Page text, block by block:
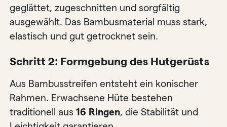
geglättet, zugeschnitten und sorgfältig
ausgewählt. Das Bambusmaterial muss stark,
elastisch und gut getrocknet sein.
Schritt 2: Formgebung des Hutgerüsts
Aus Bambusstreifen entsteht ein konischer
Rahmen. Erwachsene Hüte bestehen
traditionell aus16 Ringen, die Stabilität und